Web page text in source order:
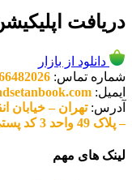
دریافت
دانلود از بازار
شماره تماس:
ایمیل:
آدرس:تهران – خیابان
– پلاک 49 واحد 3 کد پستی: 1315686310
لینک های مهم